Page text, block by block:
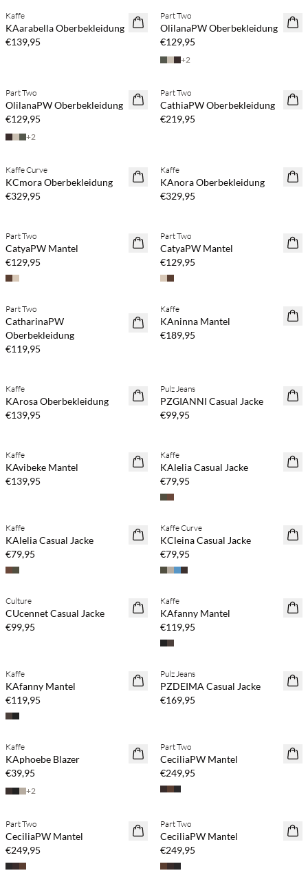
NEUHEITEN
Kaffe
KAarabella Oberbekleidung
€139,95
NEUHEITEN
Part Two
OlilanaPW Oberbekleidung
€129,95
+2
NEUHEITEN
Part Two
OlilanaPW Oberbekleidung
€129,95
+2
NEUHEITEN
Part Two
CathiaPW Oberbekleidung
€219,95
NEUHEITEN
Kaffe Curve
KCmora Oberbekleidung
€329,95
NEUHEITEN
Kaffe
KAnora Oberbekleidung
€329,95
NEUHEITEN
Part Two
CatyaPW Mantel
€129,95
NEUHEITEN
Part Two
CatyaPW Mantel
€129,95
NEUHEITEN
Part Two
CatharinaPW
Oberbekleidung
€119,95
NEUHEITEN
Kaffe
KAninna Mantel
€189,95
NEUHEITEN
Kaffe
KArosa Oberbekleidung
€139,95
NEUHEITEN
Pulz Jeans
PZGIANNI Casual Jacke
€99,95
NEUHEITEN
Kaffe
KAvibeke Mantel
€139,95
NEUHEITEN
Kaffe
KAlelia Casual Jacke
€79,95
NEUHEITEN
Kaffe
KAlelia Casual Jacke
€79,95
NEUHEITEN
Kaffe Curve
KCleina Casual Jacke
€79,95
NEUHEITEN
Culture
CUcennet Casual Jacke
€99,95
NEUHEITEN
Kaffe
KAfanny Mantel
€119,95
NEUHEITEN
Kaffe
KAfanny Mantel
€119,95
NEUHEITEN
Pulz Jeans
PZDEIMA Casual Jacke
€169,95
NEUHEITEN
Kaffe
KAphoebe Blazer
€39,95
+2
NEUHEITEN
Part Two
CeciliaPW Mantel
€249,95
NEUHEITEN
Part Two
CeciliaPW Mantel
€249,95
NEUHEITEN
Part Two
CeciliaPW Mantel
€249,95
Kaufe mind. 2 & spare 20 % Kaufe mind. 2 & spare 20 %